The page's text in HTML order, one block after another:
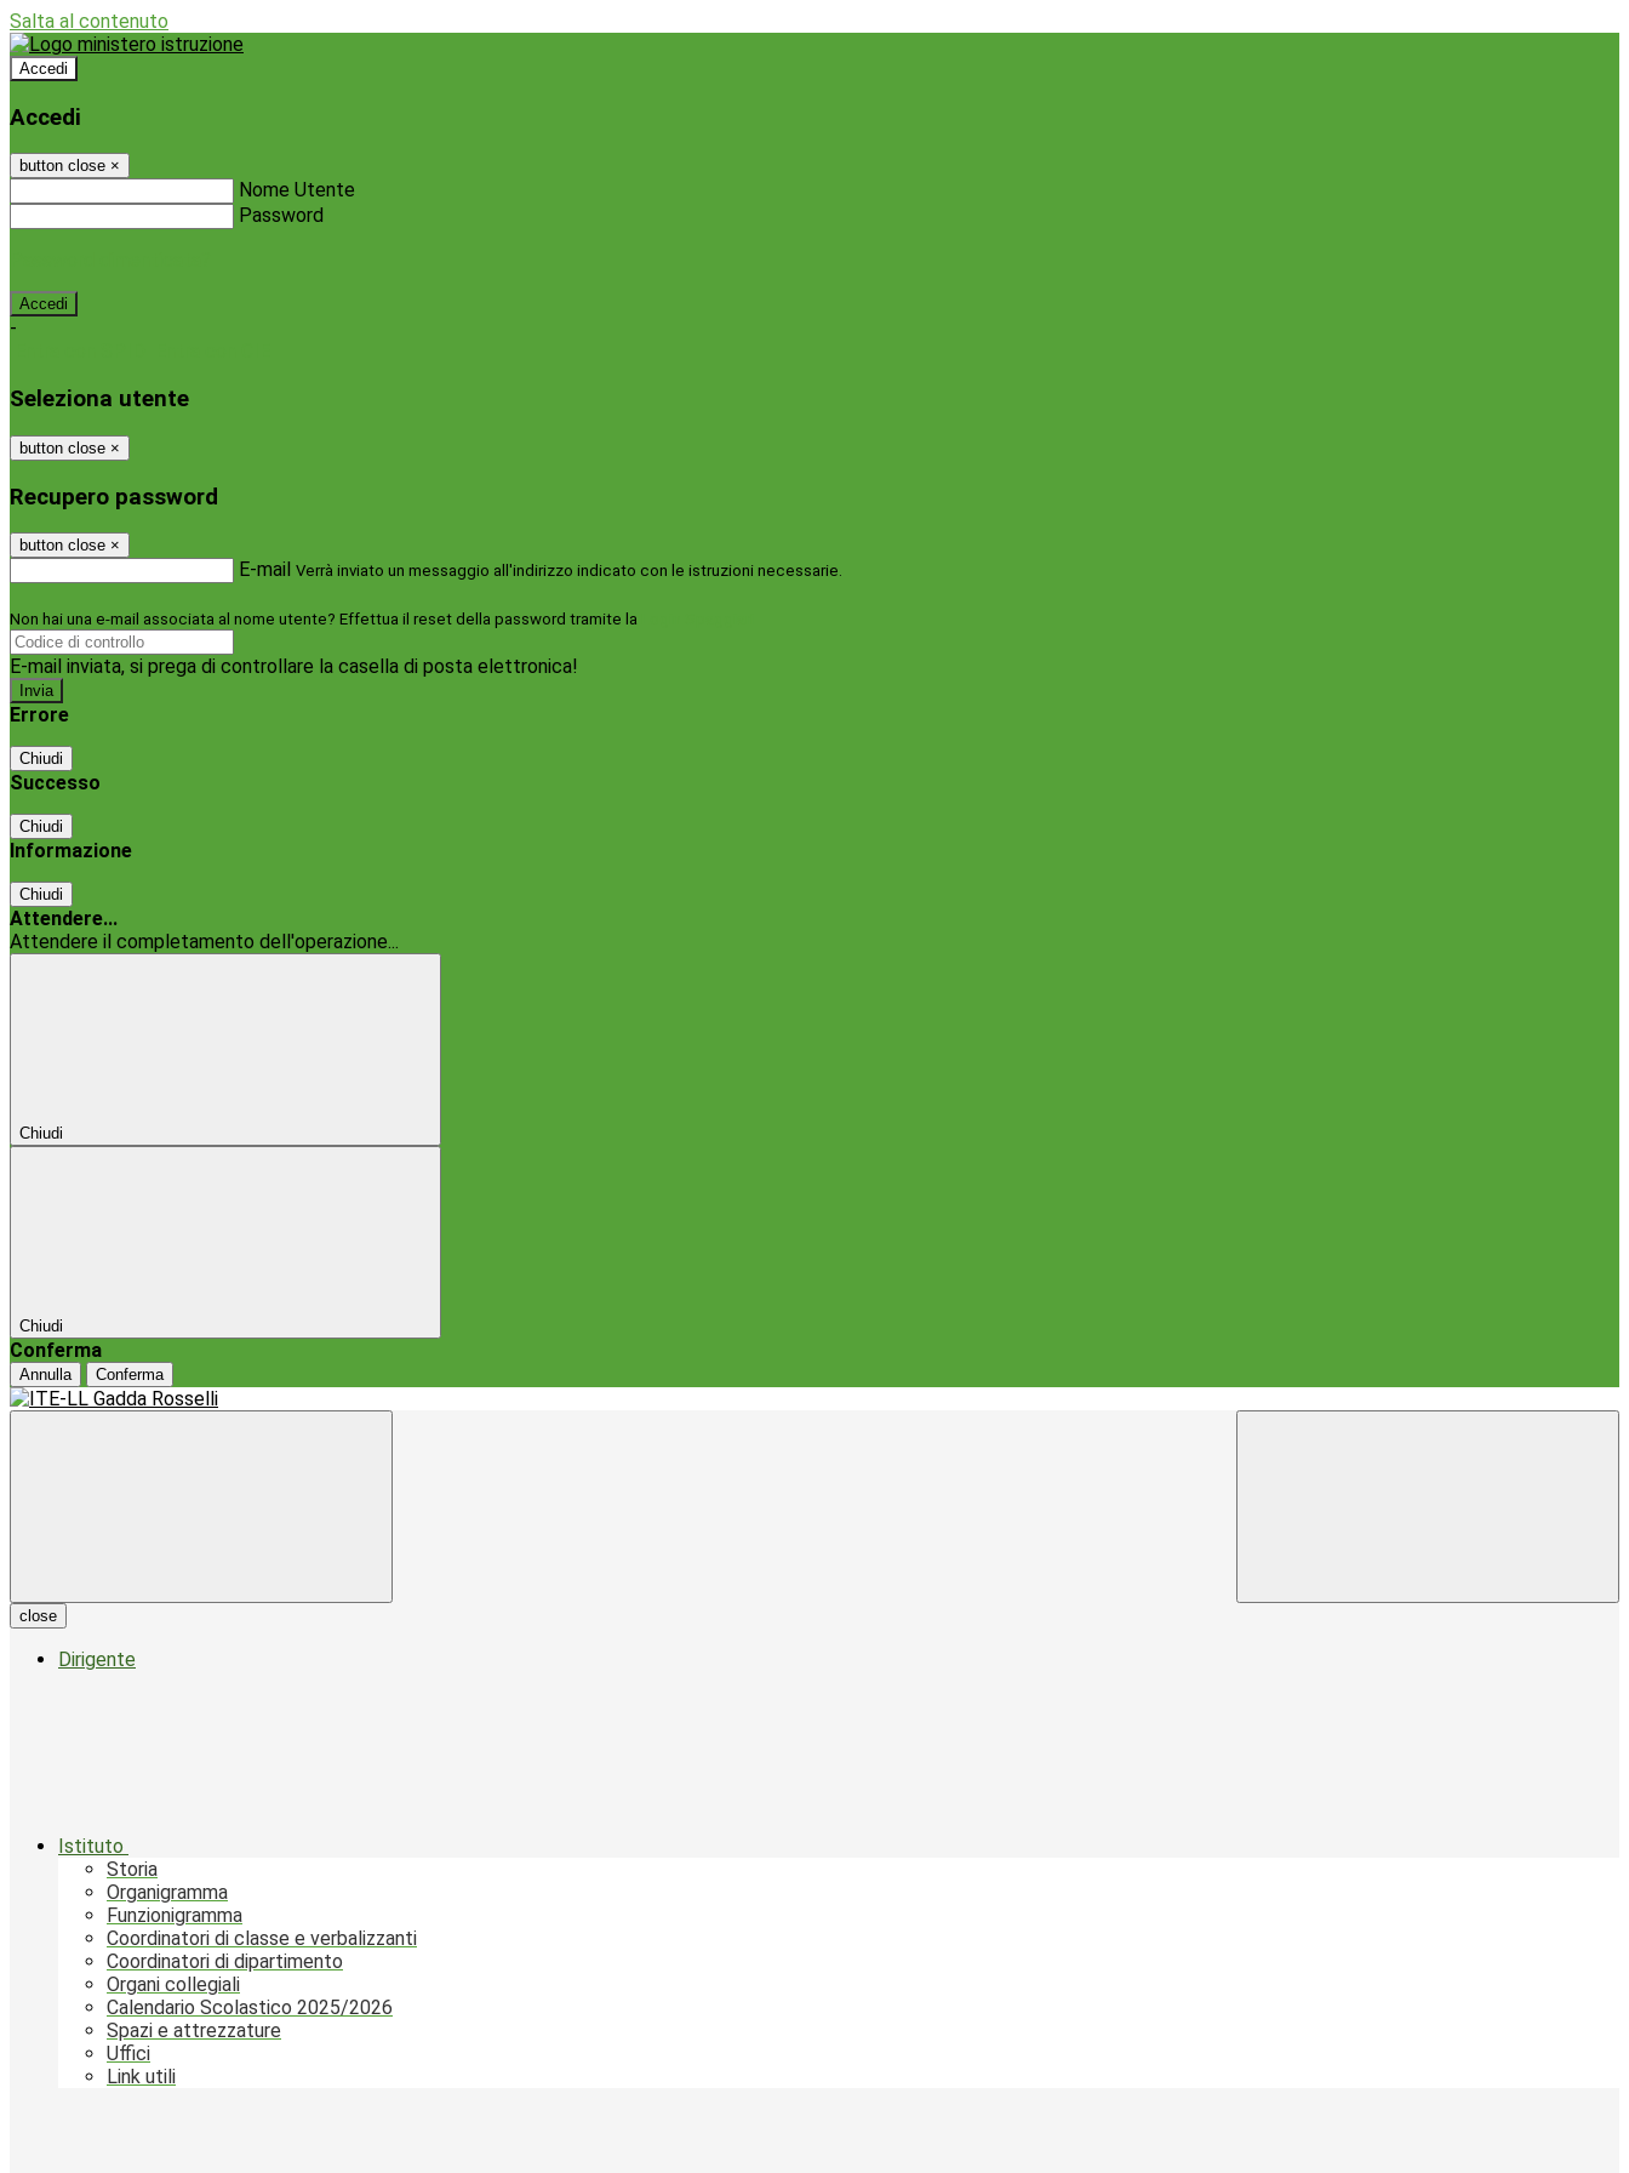
Salta al contenuto
Accedi
Accedi
button close ×
Nome Utente
Password
-
Seleziona utente
button close ×
Recupero password
button close ×
E-mail Verrà inviato un messaggio all'indirizzo indicato con le istruzioni necessarie.
Non hai una e-mail associata al nome utente? Effettua il reset della password tramite la
E-mail inviata, si prega di controllare la casella di posta elettronica!
Errore
Chiudi
Successo
Chiudi
Informazione
Chiudi
Attendere...
Attendere il completamento dell'operazione...
Chiudi
Chiudi
Conferma
Annulla Conferma
close
Dirigente
Istituto
Storia
Organigramma
Funzionigramma
Coordinatori di classe e verbalizzanti
Coordinatori di dipartimento
Organi collegiali
Calendario Scolastico 2025/2026
Spazi e attrezzature
Uffici
Link utili